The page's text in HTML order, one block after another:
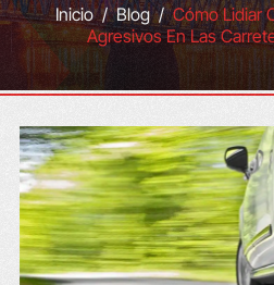
Inicio/Blog/Cómo Lidiar
Agresivos En Las